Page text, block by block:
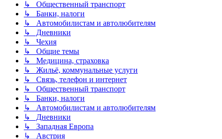
↳ Общественный транспорт
↳ Банки, налоги
↳ Автомобилистам и автолюбителям
↳ Дневники
↳ Чехия
↳ Общие темы
↳ Медицина, страховка
↳ Жильё, коммунальные услуги
↳ Связь, телефон и интернет
↳ Общественный транспорт
↳ Банки, налоги
↳ Автомобилистам и автолюбителям
↳ Дневники
↳ Западная Европа
↳ Австрия